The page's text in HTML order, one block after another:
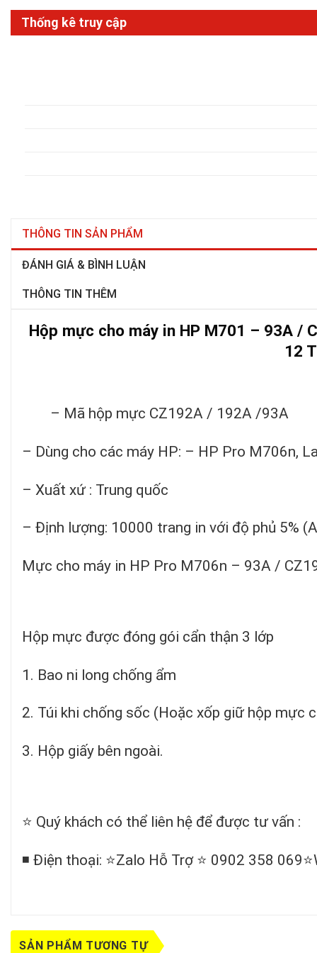
THÔNG TIN SẢN PHẨM
ĐÁNH GIÁ & BÌNH LUẬN
THÔNG TIN THÊM
Hộp mực cho máy in HP M701 – 93A /
12
– Mã hộp mực CZ192A / 192A /93A
– Dùng cho các máy HP: – HP Pro M706n,
– Xuất xứ : Trung quốc
– Định lượng: 10000 trang in với độ phủ 5%
Mực cho máy in HP Pro M706n – 93A /
Hộp mực được đóng gói cẩn thận 3 lớp
1. Bao ni long chống ẩm
2. Túi khi chống sốc (Hoặc xốp giữ hộp mực
3. Hộp giấy bên ngoài.
⭐️ Quý khách có thể liên hệ để được tư vấn :
◾️ Điện thoại: ⭐️Zalo Hỗ Trợ ⭐️ 0902 358
SẢN PHẨM TƯƠNG TỰ
Thống kê truy cập